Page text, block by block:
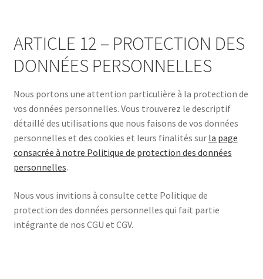
ARTICLE 12 – PROTECTION DES
DONNÉES PERSONNELLES
Nous portons une attention particulière à la protection de
vos données personnelles. Vous trouverez le descriptif
détaillé des utilisations que nous faisons de vos données
personnelles et des cookies et leurs finalités sur la page
consacrée à notre Politique de protection des données
personnelles.
Nous vous invitions à consulte cette Politique de
protection des données personnelles qui fait partie
intégrante de nos CGU et CGV.